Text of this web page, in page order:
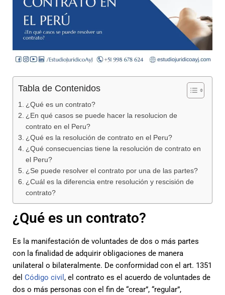
Tabla de Contenidos
¿Qué es un contrato?
¿En qué casos se puede hacer la resolucion de
contrato en el Peru?
¿Qué es la resolución de contrato en el Peru?
¿Qué consecuencias tiene la resolución de contrato en
el Peru?
¿Se puede resolver el contrato por una de las partes?
¿Cuál es la diferencia entre resolución y rescisión de
contrato?
¿Qué es un contrato?
Es la manifestación de voluntades de dos o más partes
con la finalidad de adquirir obligaciones de manera
unilateral o bilateralmente. De conformidad con el art. 1351
del Código civil , el contrato es el acuerdo de voluntades de
dos o más personas con el fin de “crear”, “regular”,